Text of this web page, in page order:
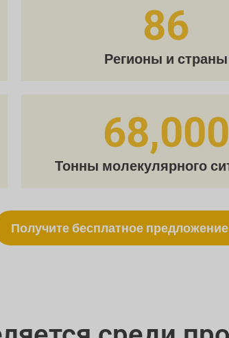
Регионы и страны
86
Тонны молекулярного
68,000
Получите бесплатное